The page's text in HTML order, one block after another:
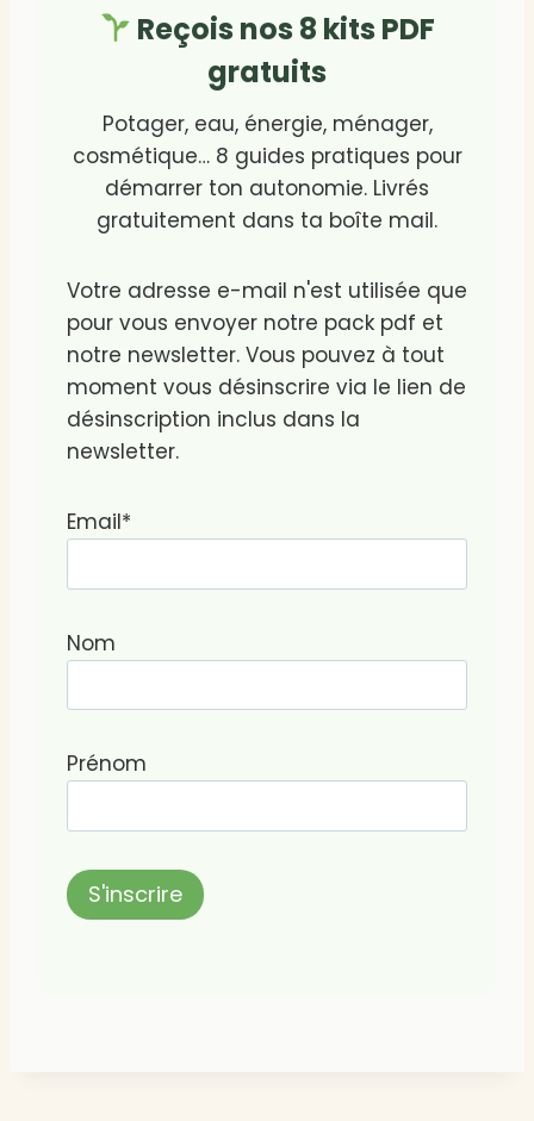
Reçois nos 8 kits PDF
gratuits
Potager, eau, énergie, ménager,
cosmétique… 8 guides pratiques pour
démarrer ton autonomie. Livrés
gratuitement dans ta boîte mail.
Votre adresse e-mail n'est utilisée que
pour vous envoyer notre pack pdf et
notre newsletter. Vous pouvez à tout
moment vous désinscrire via le lien de
désinscription inclus dans la
newsletter.
Email*
Nom
Prénom